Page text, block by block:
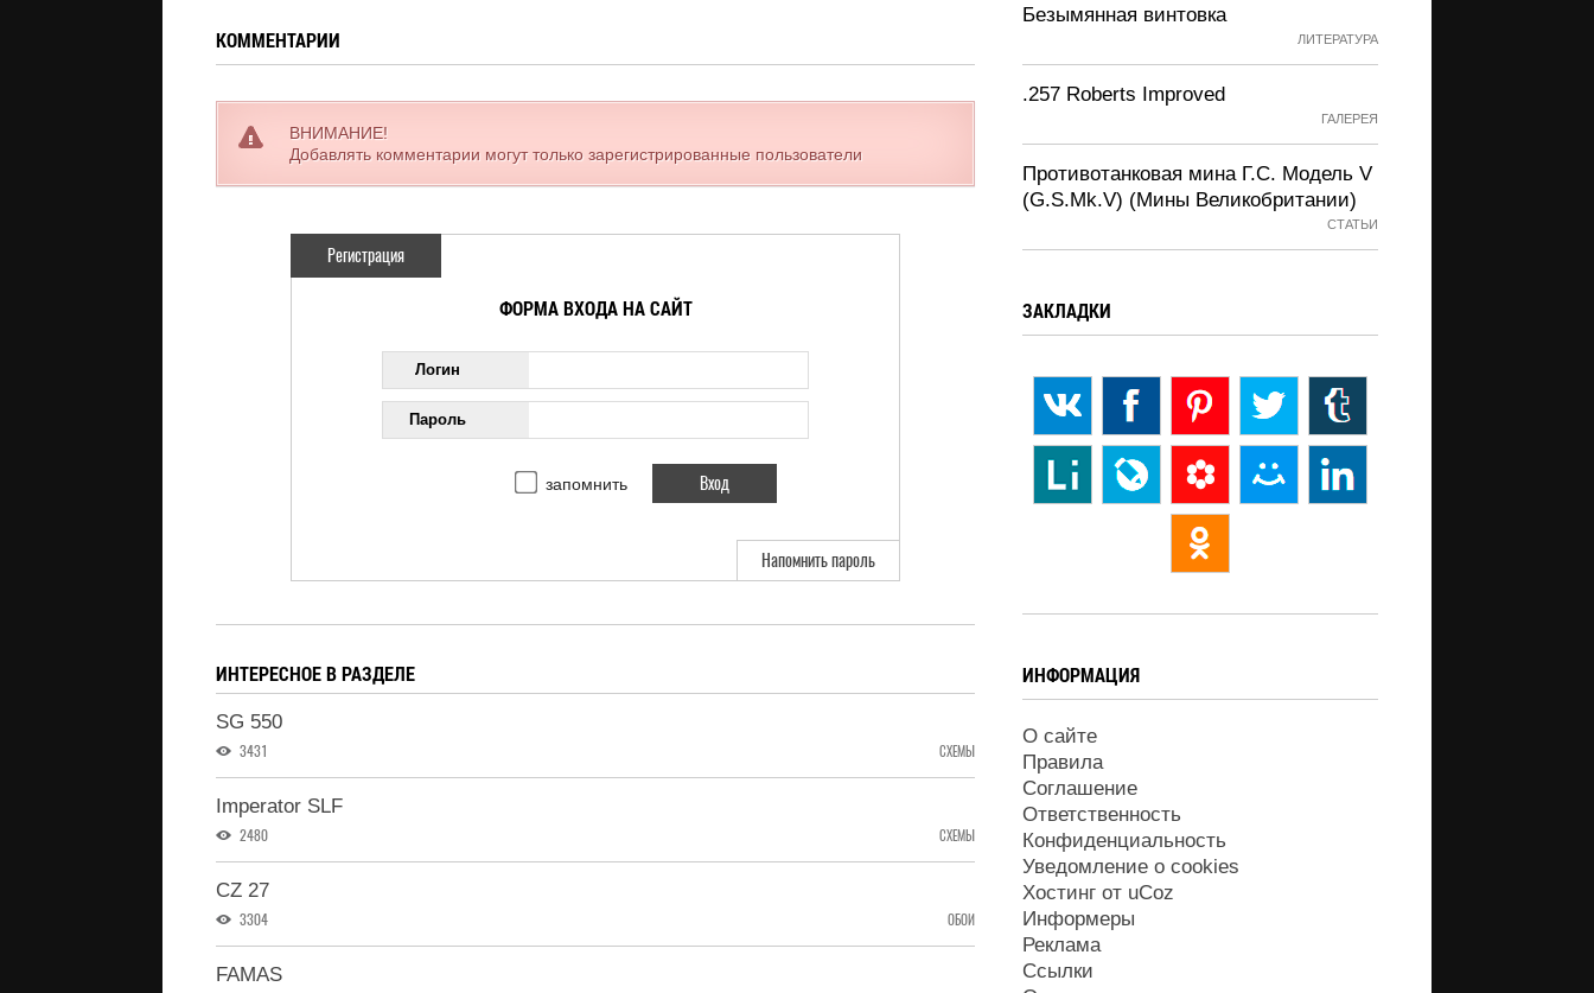
КОММЕНТАРИИ
ВНИМАНИЕ!
Добавлять комментарии могут только зарегистрированные пользователи
Регистрация
ФОРМА ВХОДА НА САЙТ
Логин
Пароль
запомнить
Напомнить пароль
ИНТЕРЕСНОЕ В РАЗДЕЛЕ
SG 550
3431 СХЕМЫ
Imperator SLF
2480 СХЕМЫ
CZ 27
3304 ОБОИ
FAMAS
Безымянная винтовка
ЛИТЕРАТУРА
.257 Roberts Improved
ГАЛЕРЕЯ
Противотанковая мина Г.С. Модель V
(G.S.Mk.V) (Мины Великобритании)
СТАТЬИ
ЗАКЛАДКИ
ИНФОРМАЦИЯ
О сайте
Правила
Соглашение
Ответственность
Конфиденциальность
Уведомление о cookies
Хостинг от uCoz
Информеры
Реклама
Ссылки